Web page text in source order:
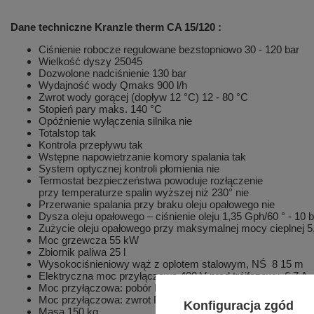
Dane techniczne Kranzle therm CA 15/120 :
Ciśnienie robocze regulowane bezstopniowo 30 - 120 bar
Wielkość dyszy 25045
Dozwolone nadciśnienie 130 bar
Wydajność wody Qmaks 900 l/h
Zwrot wody gorącej (dopływ 12 °C) 12 - 80 °C
Stopień pary maks. 140 °C
Opóźnienie wyłączenia silnika nie
Totalstop tak
Kontrola przepływu tak
Wstępne napowietrzanie komory spalania tak
System optycznej kontroli płomienia nie
Termostat bezpieczeństwa powoduje rozłączenie
przy temperaturze spalin wyższej niż 230° nie
Przerwanie spalania przy braku oleju opałowego nie
Dysza oleju opałowego – ciśnienie oleju 1,35 Gph/60 ° - 10
Zużycie oleju opałowego przy maksymalnej mocy cieplnej
Moc grzewcza 55 kW
Zbiornik paliwa 25 l
Wysokociśnieniowy wąż z oplotem stalowym, NŚ 8 15 m
Elektryczna moc przyłączowa 400 V prąd trójfazowy, 6,7 A,
Moc przyłączowa: pobór P 1: 3,8 kW
Moc przyłączowa: zwrot P 2: 2,7 kW
Masa 150 kg
Konfiguracja zgód